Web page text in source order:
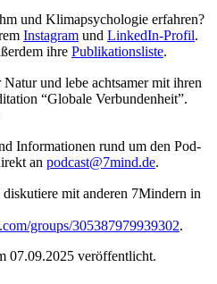
und Klimapsychologie erfahren?
Instagram und LinkedIn-Profil.
ihre Publikationsliste.
und lebe achtsamer mit ihren
“Globale Verbundenheit”.
Infor­ma­tio­nen rund um den Pod­
an podcast@7mind.de.
mit anderen 7Mindern in
groups/305387979939302.
07.09.2025 veröffentlicht.